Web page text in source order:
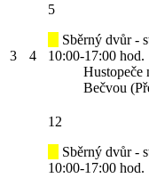
3 4
5
Sběrný dvůr -
10:00-17:00 hod.
Hustopeče
Bečvou
12
Sběrný dvůr -
10:00-17:00 hod.